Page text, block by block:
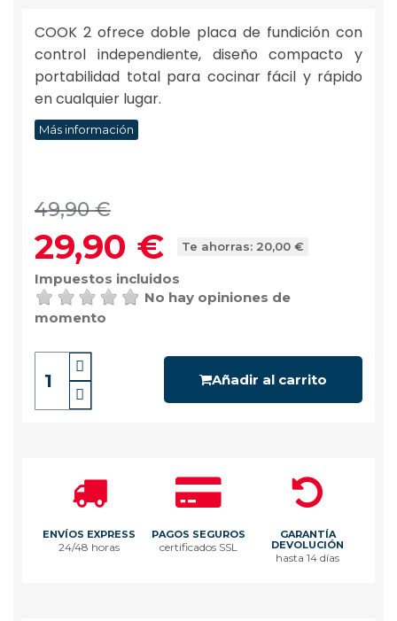
COOK 2 ofrece doble placa de fundición con
control independiente, diseño compacto y
portabilidad total para cocinar fácil y rápido
en cualquier lugar.
Más información
49,90 €
29,90 € Te ahorras: 20,00 €
Impuestos incluidos
No hay opiniones de
momento
Añadir al carrito
ENVÍOS EXPRESS
24/48 horas
PAGOS SEGUROS
certificados SSL
GARANTÍA
DEVOLUCIÓN
hasta 14 días